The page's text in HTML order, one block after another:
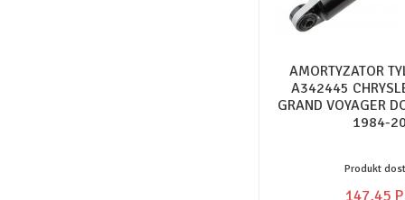
AMORTYZATOR
A342445
GRAND VOYAGER
1984-
Produkt
147,45